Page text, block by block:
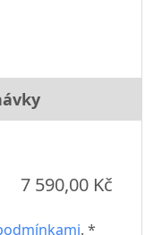
7 590,00 Kč
. *